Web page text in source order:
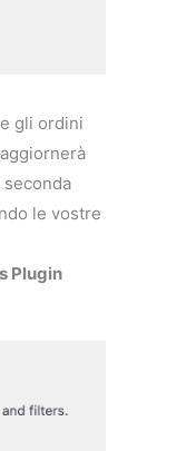
gli ordini
aggiornerà
le vostre
Plugin